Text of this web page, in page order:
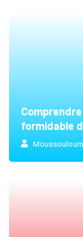
formidable